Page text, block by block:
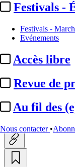
Festivals -
Festivals -
Evénements
Accès libre
Revue de
Au fil des
Nous contacter •
Cauet :
demande
NRJ mais
Actualité n° 297061|